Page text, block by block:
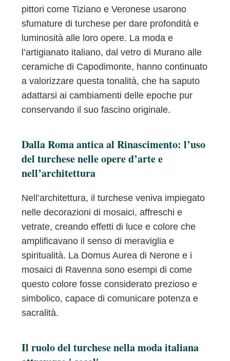
pittori come Tiziano e Veronese usarono
sfumature di turchese per dare profondità e
luminosità alle loro opere. La moda e
l’artigianato italiano, dal vetro di Murano alle
ceramiche di Capodimonte, hanno continuato
a valorizzare questa tonalità, che ha saputo
adattarsi ai cambiamenti delle epoche pur
conservando il suo fascino originale.
Dalla Roma antica al Rinascimento: l’uso
del turchese nelle opere d’arte e
nell’architettura
Nell’architettura, il turchese veniva impiegato
nelle decorazioni di mosaici, affreschi e
vetrate, creando effetti di luce e colore che
amplificavano il senso di meraviglia e
spiritualità. La Domus Aurea di Nerone e i
mosaici di Ravenna sono esempi di come
questo colore fosse considerato prezioso e
simbolico, capace di comunicare potenza e
sacralità.
Il ruolo del turchese nella moda italiana